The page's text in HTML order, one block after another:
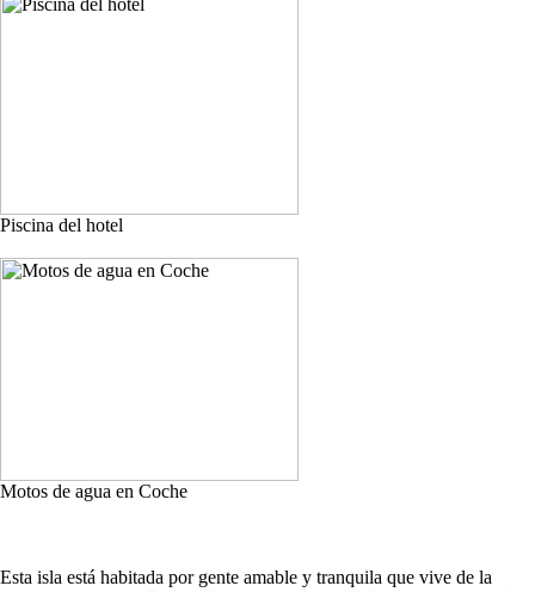
Piscina del hotel
Motos de agua en Coche
Esta isla está habitada por gente amable y tranquila que vive de la